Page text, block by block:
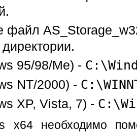
файл
95/98/Me) -
NT/2000) -
XP, Vista, 7) -
x64 необходимо